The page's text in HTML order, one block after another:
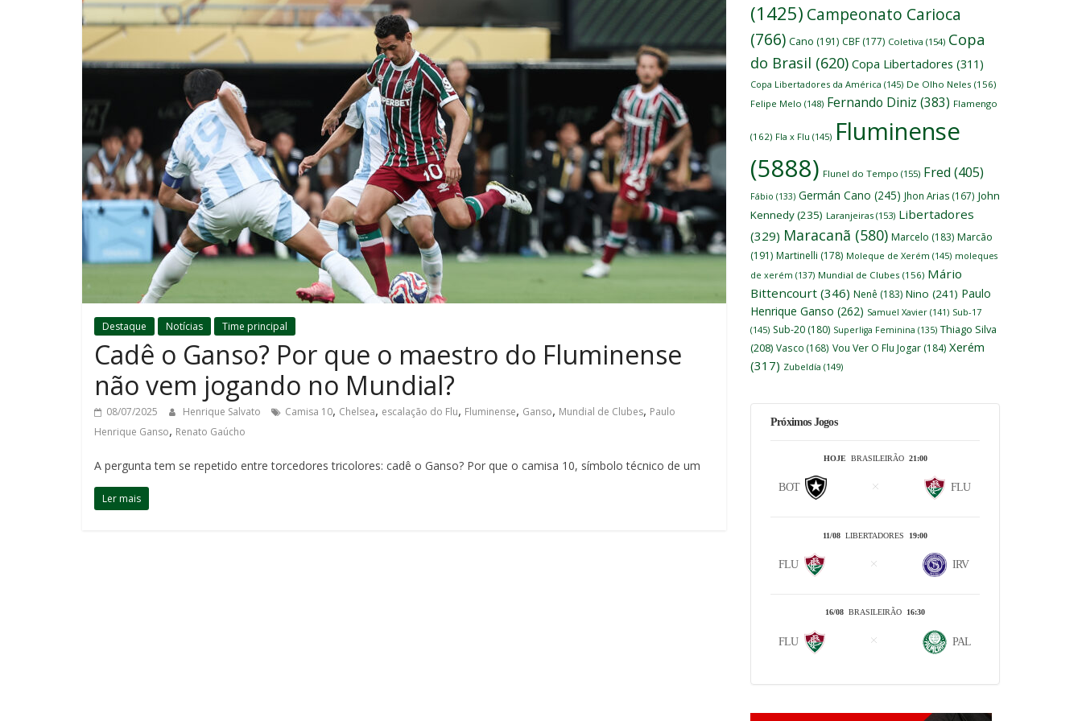
Destaque Notícias Time principal
Cadê o Ganso? Por que o maestro do Fluminense
não vem jogando no Mundial?
08/07/2025 Henrique Salvato Camisa 10, Chelsea, escalação do Flu, Fluminense, Ganso, Mundial de Clubes, Paulo
Henrique Ganso, Renato Gaúcho
A pergunta tem se repetido entre torcedores tricolores: cadê o Ganso? Por que o camisa 10, símbolo técnico de um
Ler mais
(1425) Campeonato Carioca
(766) Cano (191) CBF (177) Coletiva (154) Copa
do Brasil (620) Copa Libertadores (311)
Copa Libertadores da América (145) De Olho Neles (156)
Felipe Melo (148) Fernando Diniz (383) Flamengo
(162) Fla x Flu (145) Fluminense
(5888) Flunel do Tempo (155) Fred (405)
Fábio (133) Germán Cano (245) Jhon Arias (167) John
Kennedy(235) Laranjeiras (153) Libertadores
(329) Maracanã (580) Marcelo (183) Marcão
(191) Martinelli (178) Moleque de Xerém (145) moleques
de xerém (137) Mundial de Clubes (156) Mário
Bittencourt (346) Nenê (183) Nino (241) Paulo
Henrique Ganso (262) Samuel Xavier (141) Sub-17
(145) Sub-20 (180) Superliga Feminina (135) Thiago Silva
(208) Vasco (168) Vou Ver O Flu Jogar (184) Xerém
(317) Zubeldía (149)
Próximos Jogos
HOJE BRASILEIRÃO 21:00
BOT FLU
11/08 LIBERTADORES 19:00
FLU IRV
16/08 BRASILEIRÃO 16:30
FLU PAL